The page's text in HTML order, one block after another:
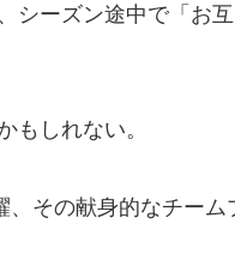
シーズン途中で「お
もしれない。
その献身的なチー